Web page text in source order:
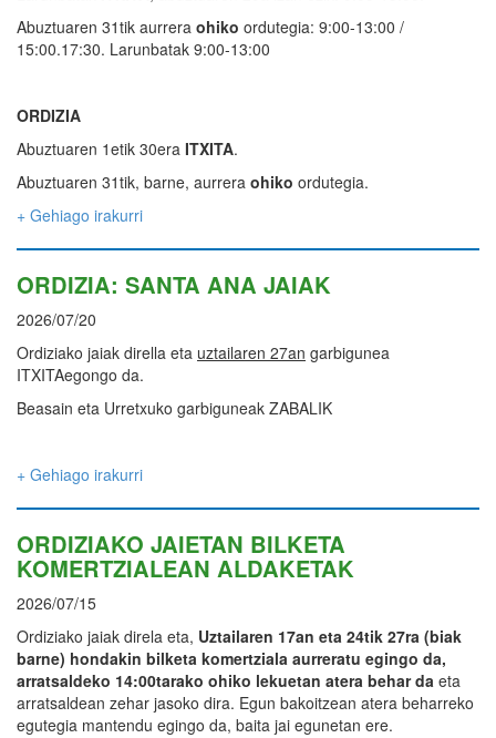
Abuztuaren 31tik aurrera ohiko ordutegia: 9:00-13:00 /
15:00.17:30. Larunbatak 9:00-13:00
ORDIZIA
Abuztuaren 1etik 30era ITXITA.
Abuztuaren 31tik, barne, aurrera ohiko ordutegia.
+ Gehiago irakurri
ORDIZIA: SANTA ANA JAIAK
2026/07/20
Ordiziako jaiak dirella eta uztailaren 27an garbigunea
ITXITAegongo da.
Beasain eta Urretxuko garbiguneak ZABALIK
+ Gehiago irakurri
ORDIZIAKO JAIETAN BILKETA
KOMERTZIALEAN ALDAKETAK
2026/07/15
Ordiziako jaiak direla eta, Uztailaren 17an eta 24tik 27ra (biak
barne) hondakin bilketa komertziala aurreratu egingo da,
arratsaldeko 14:00tarako ohiko lekuetan atera behar da eta
arratsaldean zehar jasoko dira. Egun bakoitzean atera beharreko
egutegia mantendu egingo da, baita jai egunetan ere.